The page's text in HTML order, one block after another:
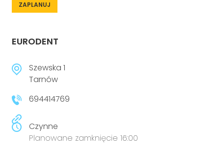
ZAPLANUJ
EURODENT
Szewska 1
Tarnów
694414769
Czynne
Planowane zamknięcie 16:00